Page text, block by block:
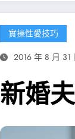
實操性愛技巧
2016 年 8 月 31
新婚